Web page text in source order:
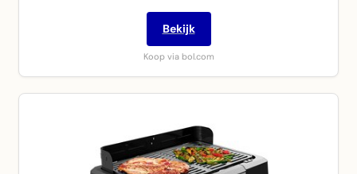
Bekijk
Koop via bol.com